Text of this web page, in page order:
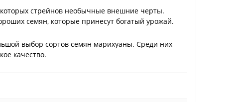
стрейнов необычные внешние черты.
семян, которые принесут богатый урожай.
выбор сортов семян марихуаны. Среди них
качество.